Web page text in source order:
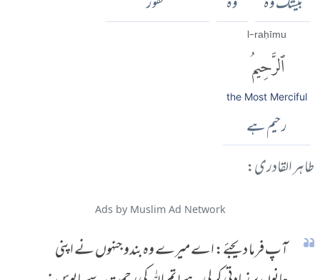
l-raḥīmu
ٱلرَّحِيمُ
the Most Merciful
رحیم ہے
طاہر القادری:
Ads by Muslim Ad Network
آپ فرما دیجئے: اے میرے وہ بندو جنہوں نے اپنی